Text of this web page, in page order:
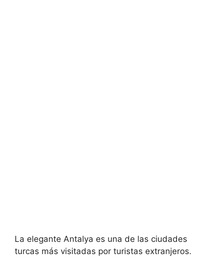
La elegante Antalya es una de las ciudades
turcas más visitadas por turistas extranjeros.